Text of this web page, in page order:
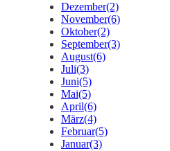
Dezember(2)
November(6)
Oktober(2)
September(3)
August(6)
Juli(3)
Juni(5)
Mai(5)
April(6)
März(4)
Februar(5)
Januar(3)